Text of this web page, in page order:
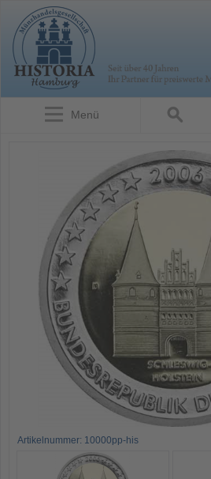
Menü
Artikelnummer: 10000pp-his